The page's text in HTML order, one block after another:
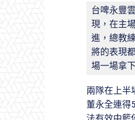
台啤永豐
現，在主
進，總教
將的表現
場一場拿下
兩隊在上半
董永全連得